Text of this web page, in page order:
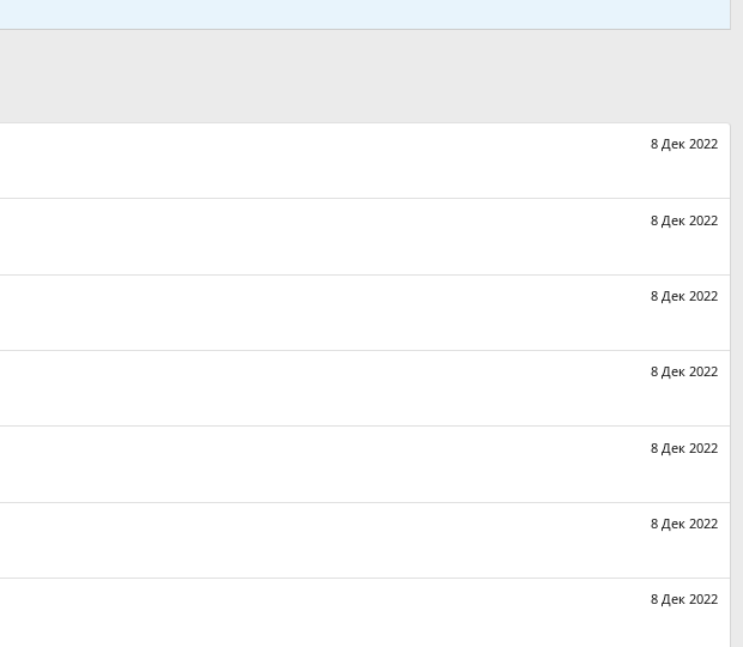
8 Дек 2022
8 Дек 2022
8 Дек 2022
8 Дек 2022
8 Дек 2022
8 Дек 2022
8 Дек 2022